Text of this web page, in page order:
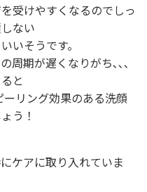
受けやすくなるのでしっ
ない
いそうです。
周期が遅くなりがち､､､
と
リング効果のある洗顔
う！
ケアに取り入れていま